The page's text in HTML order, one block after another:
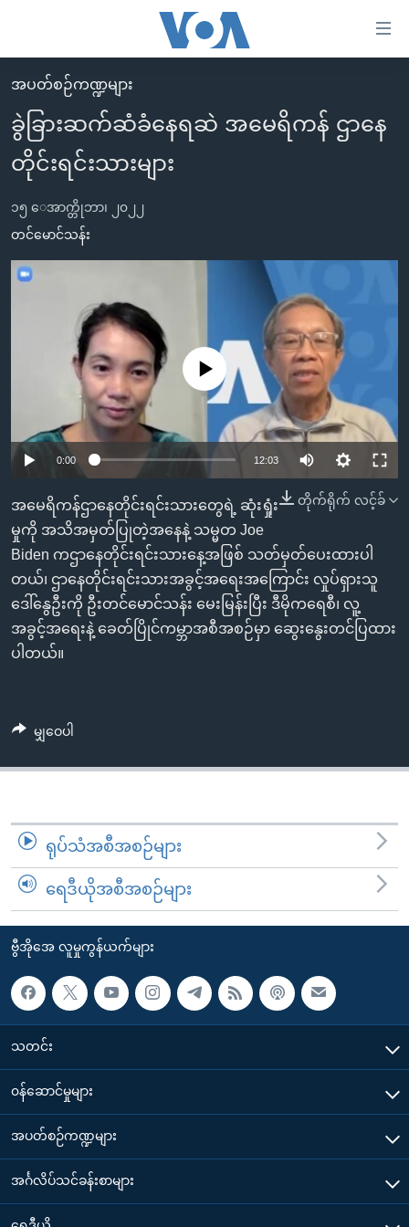
လွယ်ကူ
စေ
သည့်
Link
များ
ပင်မ
အကြောင်းအရာ
ညွန်း
စာမျက်နှာ
ကျော်
ကြည့်
ရန်
ရှာဖွေ
ရန်
နေရာ
သို့
မူလစာမျက်နှာ
မြန်မာ
ကမ္ဘာ့သတင်းများ
အမေရိကန်
တရုတ်
သတင်းလွတ်လပ်ခွင့်
ရပ်ဝန်းတခု လမ်းတခု အလွန်
အမေရိကန်သုံးအီဒီယံ
မကြေးမုံရဲ့ အင်္ဂလိပ်စာ
ရုပ်ရှင်ထဲက အင်္ဂလိပ်စာ
သုတပဒေသာ အင်္ဂလိပ်စာ
အပတ်စဉ်ကဏ္ဍများ
ရေဒီယိုနှင့်ရုပ်သံ အချက်အလက်များ
ရေဒီယို/တီဗွီအစီအစဉ်
Learning English
ဘာသာစကားများ
အပတ်စဉ်ကဏ္ဍများ
ခွဲခြားဆက်ဆံခံနေရဆဲ အမေရိကန် ဌာနေ
တိုင်းရင်းသားများ
၁၅ ေအာက္တိုဘာ၊ ၂၀၂၂
တင်မောင်သန်း
No media source currently available
0:00 12:03
တိုက်ရိုက် လင့်ခ်
အမေရိကန်ဌာနေတိုင်းရင်းသားတွေရဲ့ ဆုံးရှုံး
မှုကို အသိအမှတ်ပြုတဲ့အနေနဲ့ သမ္မတ Joe
Biden ကဌာနေတိုင်းရင်းသားနေ့အဖြစ် သတ်မှတ်ပေးထားပါ
တယ်၊ ဌာနေတိုင်းရင်းသားအခွင့်အရေးအကြောင်း လှုပ်ရှားသူ
ဒေါ်နွေဦးကို ဦးတင်မောင်သန်း မေးမြန်းပြီး ဒီမိုကရေစီ၊ လူ့
အခွင့်အရေးနဲ့ ခေတ်ပြိုင်ကမ္ဘာအစီအစဉ်မှာ ဆွေးနွေးတင်ပြထား
ပါတယ်။
မျှဝေပါ
ရုပ်သံအစီအစဉ်များ
ရေဒီယိုအစီအစဉ်များ
ဗွီအိုအေ လူမှုကွန်ယက်များ
သတင်း
၀န်ဆောင်မှုများ
အပတ်စဉ်ကဏ္ဍများ
အင်္ဂလိပ်သင်ခန်းစာများ